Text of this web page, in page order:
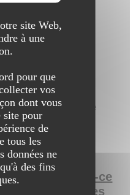
internautes :
bardages et
et
réserver et de
site.
en Haute-Savoie
? Qu'est-ce
des autres
site Web,
à une
pour que
vos
dont vous
site pour
de
tous les
données ne
des fins